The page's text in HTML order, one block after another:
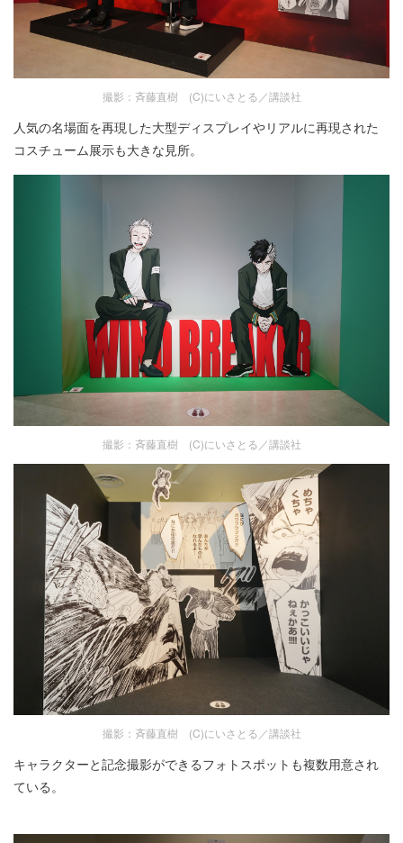
撮影：斉藤直樹 (C)にいさとる／講談社
人気の名場面を再現した大型ディスプレイやリアルに再現された
コスチューム展示も大きな見所。
撮影：斉藤直樹 (C)にいさとる／講談社
撮影：斉藤直樹 (C)にいさとる／講談社
キャラクターと記念撮影ができるフォトスポットも複数用意され
ている。